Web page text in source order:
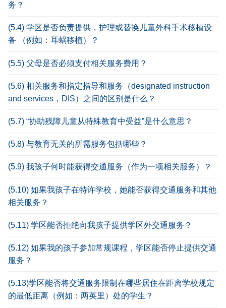
务？
(5.4) 学区是否负责提供，护理或替换儿童外科手术移植设
备 （例如：耳蜗移植）？
(5.5) 父母是否必须支付相关服务费用？
(5.6) 相关服务和指定指导和服务（designated instruction
and services，DIS）之间的区别是什么？
(5.7) “协助残障儿童从特殊教育中受益”是什么意思？
(5.8) 与教育无关的所需服务包括哪些？
(5.9) 我孩子何时能获得交通服务（作为一项相关服务）？
(5.10) 如果我孩子在特许学校，她能否获得交通服务和其他
相关服务？
(5.11) 学区能否拒绝向我孩子提供学区外交通服务？
(5.12) 如果我的孩子参加常规课程，学区能否停止提供交通
服务？
(5.13)学区能否将交通服务限制在哪些居住在距离学校规定
的最低距离（例如：两英里）处的学生？